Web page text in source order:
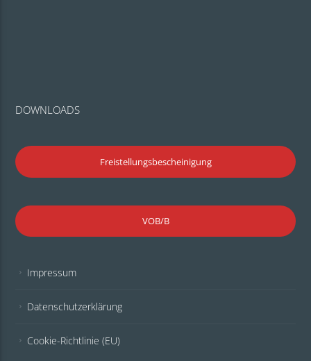
DOWNLOADS
Freistellungsbescheinigung
VOB/B
Impressum
Datenschutzerklärung
Cookie-Richtlinie (EU)